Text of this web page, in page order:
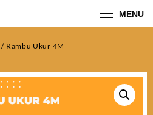
MENU
/ Rambu Ukur 4M